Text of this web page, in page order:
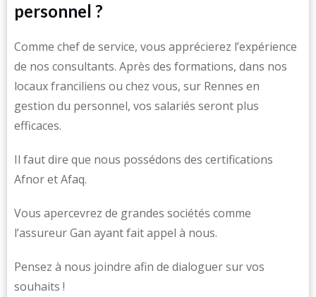
personnel ?
Comme chef de service, vous apprécierez l’expérience
de nos consultants. Après des formations, dans nos
locaux franciliens ou chez vous, sur Rennes en
gestion du personnel, vos salariés seront plus
efficaces.
Il faut dire que nous possédons des certifications
Afnor et Afaq.
Vous apercevrez de grandes sociétés comme
l’assureur Gan ayant fait appel à nous.
Pensez à nous joindre afin de dialoguer sur vos
souhaits !